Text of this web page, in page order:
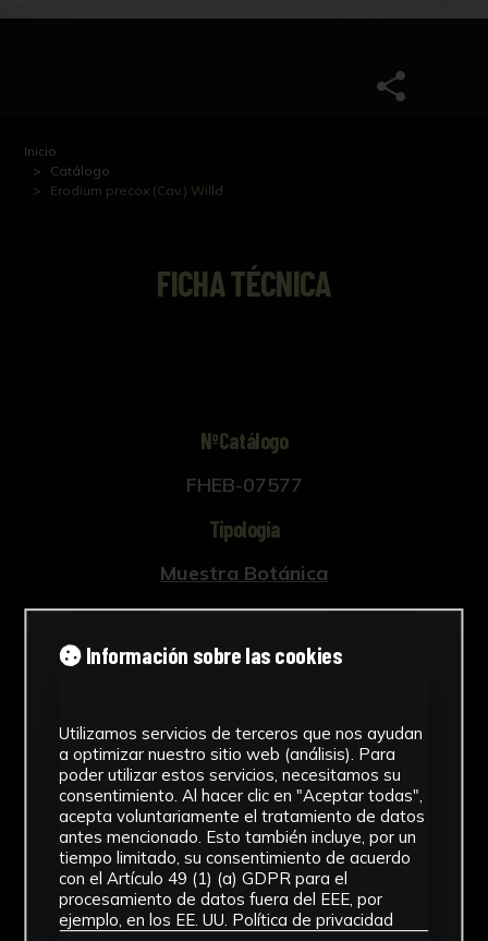
Inicio
Catálogo
Erodium precox (Cav.) Willd.
FICHA TÉCNICA
NºCatálogo
FHEB-07577
Tipología
Muestra Botánica
Cronología
SF
Fondo Herbario
Inscripciones
U-044
Género
Erodium
Información sobre las cookies
Utilizamos servicios de terceros que nos ayudan
a optimizar nuestro sitio web (análisis). Para
poder utilizar estos servicios, necesitamos su
consentimiento. Al hacer clic en "Aceptar todas",
acepta voluntariamente el tratamiento de datos
antes mencionado. Esto también incluye, por un
tiempo limitado, su consentimiento de acuerdo
con el Artículo 49 (1) (a) GDPR para el
procesamiento de datos fuera del EEE, por
ejemplo, en los EE. UU. Política de privacidad